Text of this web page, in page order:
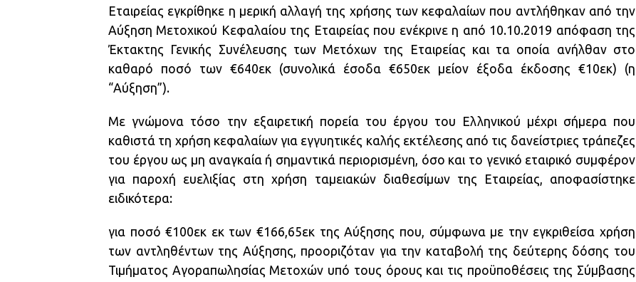
Εταιρείας εγκρίθηκε η μερική αλλαγή της χρήσης των κεφαλαίων που αντλήθηκαν από την
Αύξηση Μετοχικού Κεφαλαίου της Εταιρείας που ενέκρινε η από 10.10.2019 απόφαση της
Έκτακτης Γενικής Συνέλευσης των Μετόχων της Εταιρείας και τα οποία ανήλθαν στο
καθαρό ποσό των €640εκ (συνολικά έσοδα €650εκ μείον έξοδα έκδοσης €10εκ) (η
“Αύξηση”).
Με γνώμονα τόσο την εξαιρετική πορεία του έργου του Ελληνικού μέχρι σήμερα που
καθιστά τη χρήση κεφαλαίων για εγγυητικές καλής εκτέλεσης από τις δανείστριες τράπεζες
του έργου ως μη αναγκαία ή σημαντικά περιορισμένη, όσο και το γενικό εταιρικό συμφέρον
για παροχή ευελιξίας στη χρήση ταμειακών διαθεσίμων της Εταιρείας, αποφασίστηκε
ειδικότερα:
για ποσό €100εκ εκ των €166,65εκ της Αύξησης που, σύμφωνα με την εγκριθείσα χρήση
των αντληθέντων της Αύξησης, προοριζόταν για την καταβολή της δεύτερης δόσης του
Τιμήματος Αγοραπωλησίας Μετοχών υπό τους όρους και τις προϋποθέσεις της Σύμβασης